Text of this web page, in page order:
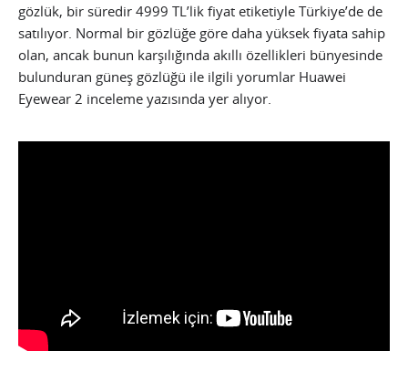
gözlük, bir süredir 4999 TL’lik fiyat etiketiyle Türkiye’de de
satılıyor. Normal bir gözlüğe göre daha yüksek fiyata sahip
olan, ancak bunun karşılığında akıllı özellikleri bünyesinde
bulunduran güneş gözlüğü ile ilgili yorumlar Huawei
Eyewear 2 inceleme yazısında yer alıyor.